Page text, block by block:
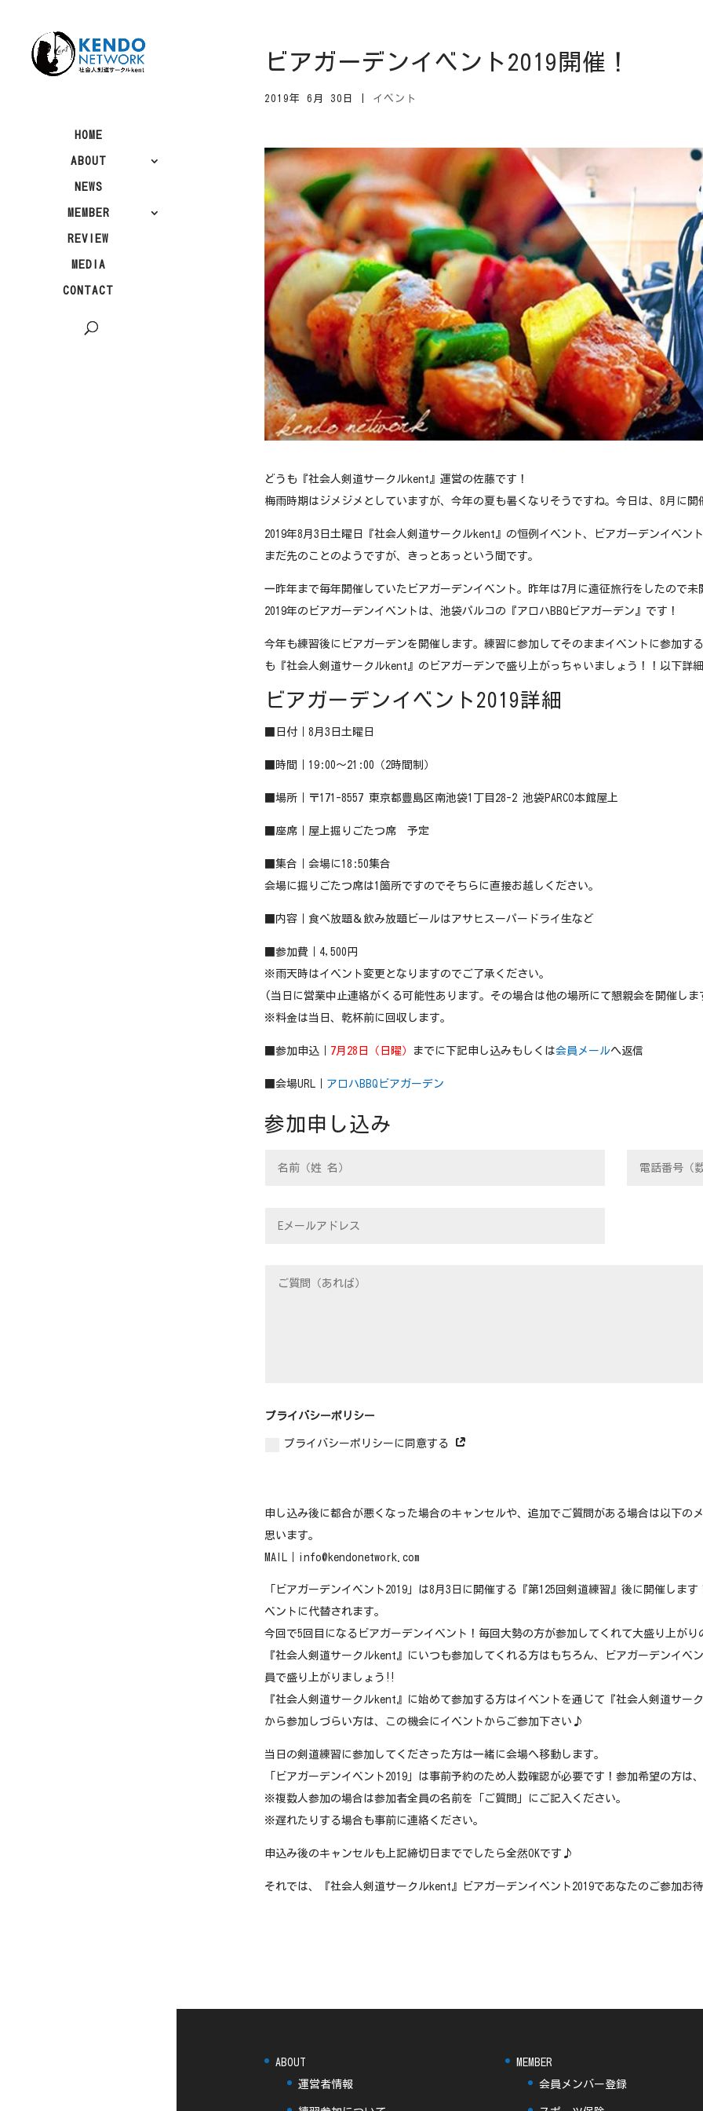
HOME
ABOUT
NEWS
MEMBER
REVIEW
MEDIA
CONTACT
ビアガーデンイベント2019開催！
2019年 6月 30日 イベント
どうも『社会人剣道サークルkent』運営の佐藤です！
梅雨時期はジメジメとしていますが、今年の夏も暑くなりそうですね。今日は、8月に
2019年8月3日土曜日『社会人剣道サークルkent』の恒例イベント、ビアガーデンイベン
まだ先のことのようですが、きっとあっという間です。
一昨年まで毎年開催していたビアガーデンイベント。昨年は7月に遠征旅行をしたので
2019年のビアガーデンイベントは、池袋パルコの『アロハBBQビアガーデン』です！
今年も練習後にビアガーデンを開催します。練習に参加してそのままイベントに参加す
も『社会人剣道サークルkent』のビアガーデンで盛り上がっちゃいましょう！！以下詳
ビアガーデンイベント2019詳細
■日付｜8月3日土曜日
■時間｜19:00〜21:00（2時間制）
■場所｜〒171-8557 東京都豊島区南池袋1丁目28-2 池袋PARCO本館屋上
■座席｜屋上掘りごたつ席 予定
■集合｜会場に18:50集合
会場に掘りごたつ席は1箇所ですのでそちらに直接お越しください。
■内容｜食べ放題＆飲み放題ビールはアサヒスーパードライ生など
■参加費｜4,500円
※雨天時はイベント変更となりますのでご了承ください。
(当日に営業中止連絡がくる可能性あります。その場合は他の場所にて懇親会を開催し
※料金は当日、乾杯前に回収します。
■参加申込｜ 7月28日（日曜） までに下記申し込みもしくは会員メールへ返信
■会場URL｜ アロハBBQビアガーデン
参加申し込み
プライバシーポリシー
プライバシーポリシーに同意する
申し込み後に都合が悪くなった場合のキャンセルや、追加でご質問がある場合は以下の
思います。
MAIL｜info@kendonetwork.com
「ビアガーデンイベント2019」は8月3日に開催する『第125回剣道練習』後に開催しま
ベントに代替されます。
今回で5回目になるビアガーデンイベント！毎回大勢の方が参加してくれて大盛り上がり
『社会人剣道サークルkent』にいつも参加してくれる方はもちろん、ビアガーデンイベ
員で盛り上がりましょう‼︎
『社会人剣道サークルkent』に始めて参加する方はイベントを通じて『社会人剣道サ
から参加しづらい方は、この機会にイベントからご参加下さい♪
当日の剣道練習に参加してくださった方は一緒に会場へ移動します。
「ビアガーデンイベント2019」は事前予約のため人数確認が必要です！参加希望の方は、
※複数人参加の場合は参加者全員の名前を「ご質問」にご記入ください。
※遅れたりする場合も事前に連絡ください。
申込み後のキャンセルも上記締切日まででしたら全然OKです♪
それでは、『社会人剣道サークルkent』ビアガーデンイベント2019であなたのご参加お
ABOUT
運営者情報
MEMBER
会員メンバー登録